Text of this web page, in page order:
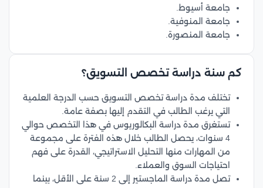
جامعة أسيوط.
جامعة المنوفية.
جامعة المنصورة.
كم سنة دراسة تخصص التسويق؟
تختلف مدة دراسة تخصص التسويق حسب الدرجة العلمية
التي يرغب الطالب في التقدم إليها بصفة عامة.
تستغرق مدة دراسة البكالوريوس في هذا التخصص حوالي
4 سنوات، يحصل الطالب خلال هذه الفترة على مجموعة
من المهارات منها التحليل الاستراتيجي، القدرة على فهم
احتياجات السوق والعملاء.
تصل مدة دراسة الماجستير إلى 2 سنة على الأقل، بينما